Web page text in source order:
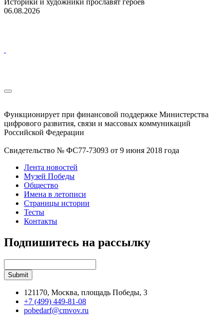
06.08.2026
Функционирует при финансовой поддержке Министерства
цифрового развития, связи и массовых коммуникаций
Российской Федерации
Свидетельство № ФС77-73093 от 9 июня 2018 года
Лента новостей
Музей Победы
Общество
Имена в летописи
Страницы истории
Тесты
Контакты
Подпишитесь на рассылку
121170, Москва, площадь Победы, 3
+7 (499) 449-81-08
pobedarf@cmvov.ru